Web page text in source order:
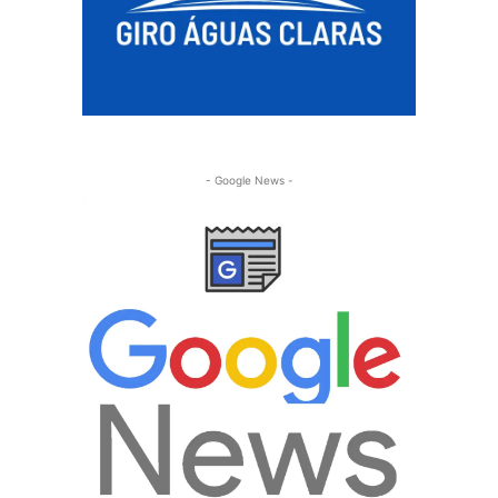
- Google News -